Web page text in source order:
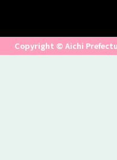
Copyright © Aichi